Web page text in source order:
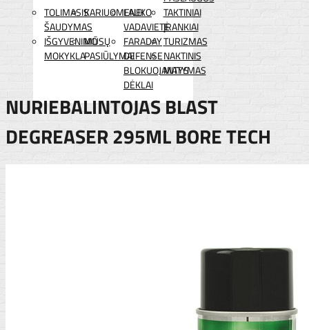
TOLIMASIS
ŠAUDYMAS
KARIUOMENEI
LAUKO
VADAVIETĖ
TAKTINIAI
ĮRANKIAI
IŠGYVENIMO
MOKYKLA
MŪSŲ
PASIŪLYMAI
FARADAY
DEFENSE
BLOKUOJANTYS
DĖKLAI
TURIZMAS
NAKTINIS
MATYMAS
NURIEBALINTOJAS BLAST
DEGREASER 295ML BORE TECH